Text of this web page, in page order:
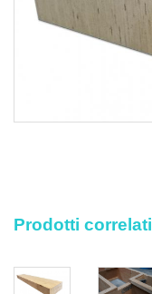
date a pennello od
fungo-battericida
colore a scelta del
calcoli statici
compresi nel prezzo
siano eseguiti
legno, la
Prodotti correlati